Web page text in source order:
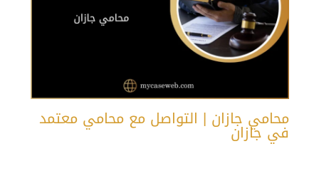
محامي جازان | التواصل مع محامي معتمد
في جازان